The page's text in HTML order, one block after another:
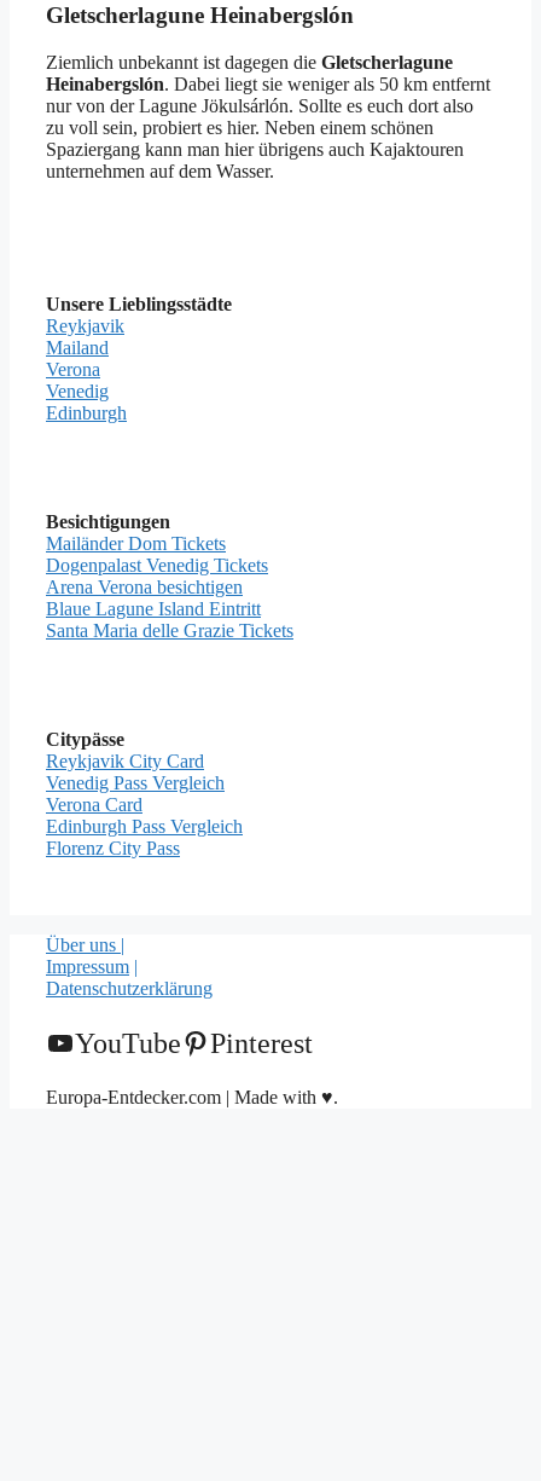
Gletscherlagune Heinabergslón
Ziemlich unbekannt ist dagegen die Gletscherlagune
Heinabergslón. Dabei liegt sie weniger als 50 km entfernt
nur von der Lagune Jökulsárlón. Sollte es euch dort also
zu voll sein, probiert es hier. Neben einem schönen
Spaziergang kann man hier übrigens auch Kajaktouren
unternehmen auf dem Wasser.
Unsere Lieblingsstädte
Reykjavik
Mailand
Verona
Venedig
Edinburgh
Besichtigungen
Mailänder Dom Tickets
Dogenpalast Venedig Tickets
Arena Verona besichtigen
Blaue Lagune Island Eintritt
Santa Maria delle Grazie Tickets
Citypässe
Reykjavik City Card
Venedig Pass Vergleich
Verona Card
Edinburgh Pass Vergleich
Florenz City Pass
Über uns |
Impressum |
Datenschutzerklärung
YouTube Pinterest
Europa-Entdecker.com | Made with ♥.